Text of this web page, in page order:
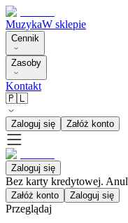
MuzykaW sklepie
Cennik
Zasoby
Kontakt
🇵🇱
Zaloguj się Załóż konto
Zaloguj się
Bez karty kredytowej.
Załóż konto Zaloguj się
Przeglądaj